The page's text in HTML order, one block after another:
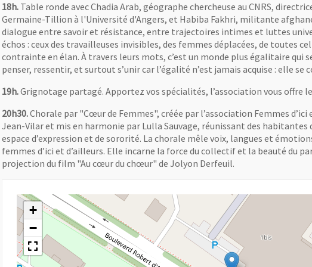
18h.Table ronde avec Chadia Arab, géographe chercheuse au CNRS,
Germaine-Tillion à l'Université d'Angers, et Habiba Fakhri, militante
dialogue entre savoir et résistance, entre trajectoires intimes et luttes
échos : ceux des travailleuses invisibles, des femmes déplacées, de toutes
contrainte en élan. À travers leurs mots, c’est un monde plus égalitaire qui
penser, ressentir, et surtout s’unir car l’égalité n’est jamais acquise : elle se
19h.Grignotage partagé. Apportez vos spécialités, l’association vous offre
20h30.Chorale par "Cœur de Femmes", créée par l’association Femmes
Jean-Vilar et mis en harmonie par Lulla Sauvage, réunissant des
espace d’expression et de sororité. La chorale mêle voix, langues et
femmes d’ici et d’ailleurs. Elle incarne la force du collectif et la beauté du
projection du film "Au cœur du chœur" de Jolyon Derfeuil.
+
−